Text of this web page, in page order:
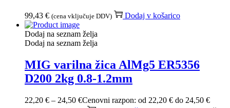
99,43 € (cena vključuje DDV) Dodaj v košarico
Dodaj na seznam želja
Dodaj na seznam želja
MIG varilna žica AlMg5 ER5356
D200 2kg 0.8-1.2mm
22,20 € – 24,50 €Cenovni razpon: od 22,20 € do 24,50 €